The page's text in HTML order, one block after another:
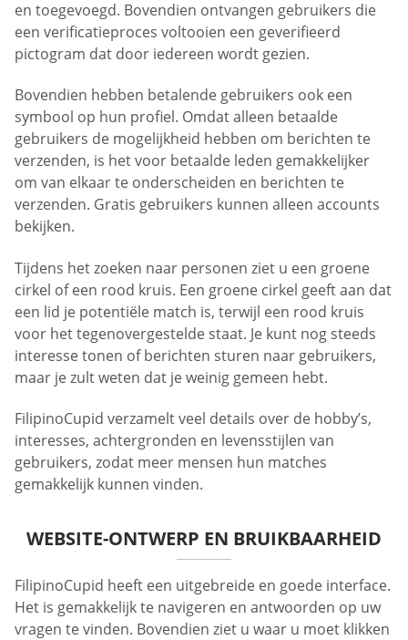
en toegevoegd. Bovendien ontvangen gebruikers die
een verificatieproces voltooien een geverifieerd
pictogram dat door iedereen wordt gezien.
Bovendien hebben betalende gebruikers ook een
symbool op hun profiel. Omdat alleen betaalde
gebruikers de mogelijkheid hebben om berichten te
verzenden, is het voor betaalde leden gemakkelijker
om van elkaar te onderscheiden en berichten te
verzenden. Gratis gebruikers kunnen alleen accounts
bekijken.
Tijdens het zoeken naar personen ziet u een groene
cirkel of een rood kruis. Een groene cirkel geeft aan dat
een lid je potentiële match is, terwijl een rood kruis
voor het tegenovergestelde staat. Je kunt nog steeds
interesse tonen of berichten sturen naar gebruikers,
maar je zult weten dat je weinig gemeen hebt.
FilipinoCupid verzamelt veel details over de hobby’s,
interesses, achtergronden en levensstijlen van
gebruikers, zodat meer mensen hun matches
gemakkelijk kunnen vinden.
WEBSITE-ONTWERP EN BRUIKBAARHEID
FilipinoCupid heeft een uitgebreide en goede interface.
Het is gemakkelijk te navigeren en antwoorden op uw
vragen te vinden. Bovendien ziet u waar u moet klikken